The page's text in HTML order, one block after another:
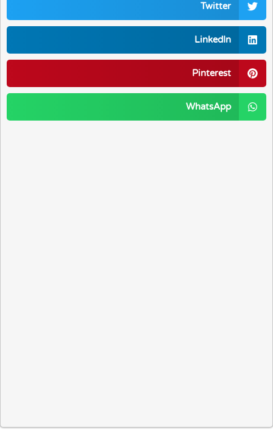
Twitter
LinkedIn
Pinterest
WhatsApp